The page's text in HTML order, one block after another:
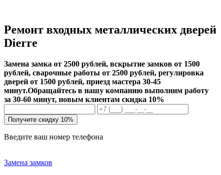
Ремонт входных металлических дверей
Dierre
Замена замка от 2500 рублей, вскрытие замков от 1500
рублей, сварочные работы от 2500 рублей, регулировка
дверей от 1500 рублей, приезд мастера 30-45
минут.Обращайтесь в нашу компанию выполним работу
за 30-60 минут, новым клиентам скидка 10%
Получите скидку 10%
Введите ваш номер телефона
Замена замков